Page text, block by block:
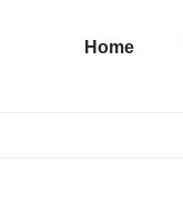
Home